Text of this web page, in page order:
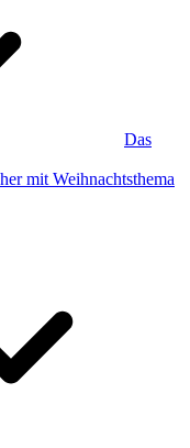
Das
mit Weihnachtsthema